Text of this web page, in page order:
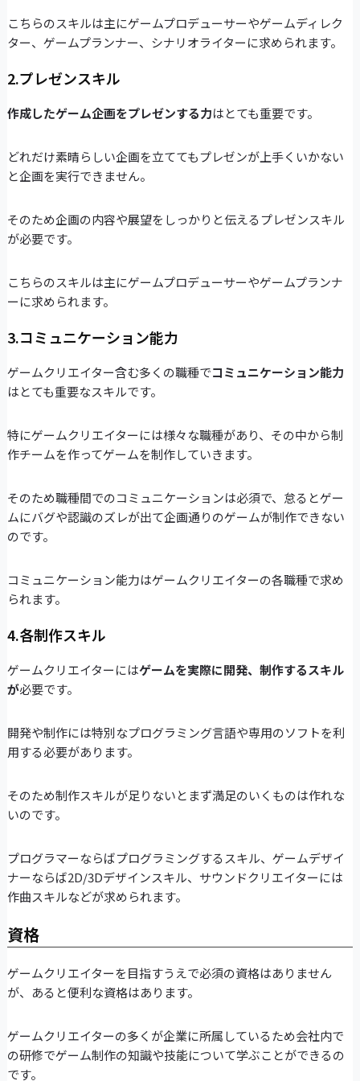
こちらのスキルは主にゲームプロデューサーやゲームディレク
ター、ゲームプランナー、シナリオライターに求められます。
2.プレゼンスキル
作成したゲーム企画をプレゼンする力はとても重要です。
どれだけ素晴らしい企画を立ててもプレゼンが上手くいかない
と企画を実行できません。
そのため企画の内容や展望をしっかりと伝えるプレゼンスキル
が必要です。
こちらのスキルは主にゲームプロデューサーやゲームプランナ
ーに求められます。
3.コミュニケーション能力
ゲームクリエイター含む多くの職種でコミュニケーション能力
はとても重要なスキルです。
特にゲームクリエイターには様々な職種があり、その中から制
作チームを作ってゲームを制作していきます。
そのため職種間でのコミュニケーションは必須で、怠るとゲー
ムにバグや認識のズレが出て企画通りのゲームが制作できない
のです。
コミュニケーション能力はゲームクリエイターの各職種で求め
られます。
4.各制作スキル
ゲームクリエイターにはゲームを実際に開発、制作するスキル
が必要です。
開発や制作には特別なプログラミング言語や専用のソフトを利
用する必要があります。
そのため制作スキルが足りないとまず満足のいくものは作れな
いのです。
プログラマーならばプログラミングするスキル、ゲームデザイ
ナーならば2D/3Dデザインスキル、サウンドクリエイターには
作曲スキルなどが求められます。
資格
ゲームクリエイターを目指すうえで必須の資格はありません
が、あると便利な資格はあります。
ゲームクリエイターの多くが企業に所属しているため会社内で
の研修でゲーム制作の知識や技能について学ぶことができるの
です。